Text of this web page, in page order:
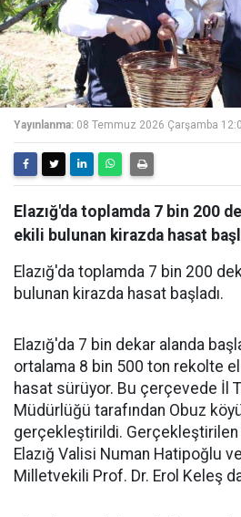
Yayınlanma: 08 Temmuz 2026 Çarşamba
Elazığ'da toplamda 7 bin 200
ekili bulunan kirazda hasat
Elazığ'da toplamda 7 bin 200
bulunan kirazda hasat başladı.
Elazığ'da 7 bin dekar alanda
ortalama 8 bin 500 ton rekolte
hasat sürüyor. Bu çerçevede İl
Müdürlüğü tarafından Obuz
gerçekleştirildi.
Elazığ Valisi Numan Hatipoğlu
Milletvekili Prof. Dr. Erol Keleş